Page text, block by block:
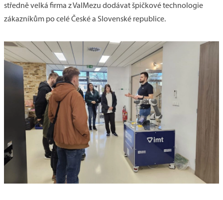
středně velká firma z ValMezu dodávat špičkové technologie
zákazníkům po celé České a Slovenské republice.